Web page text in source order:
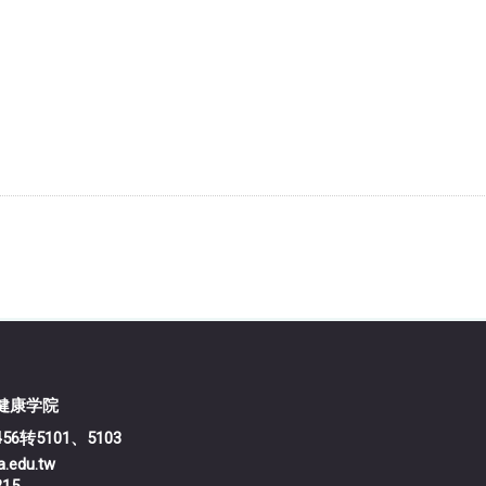
暨健康学院
转5101、5103